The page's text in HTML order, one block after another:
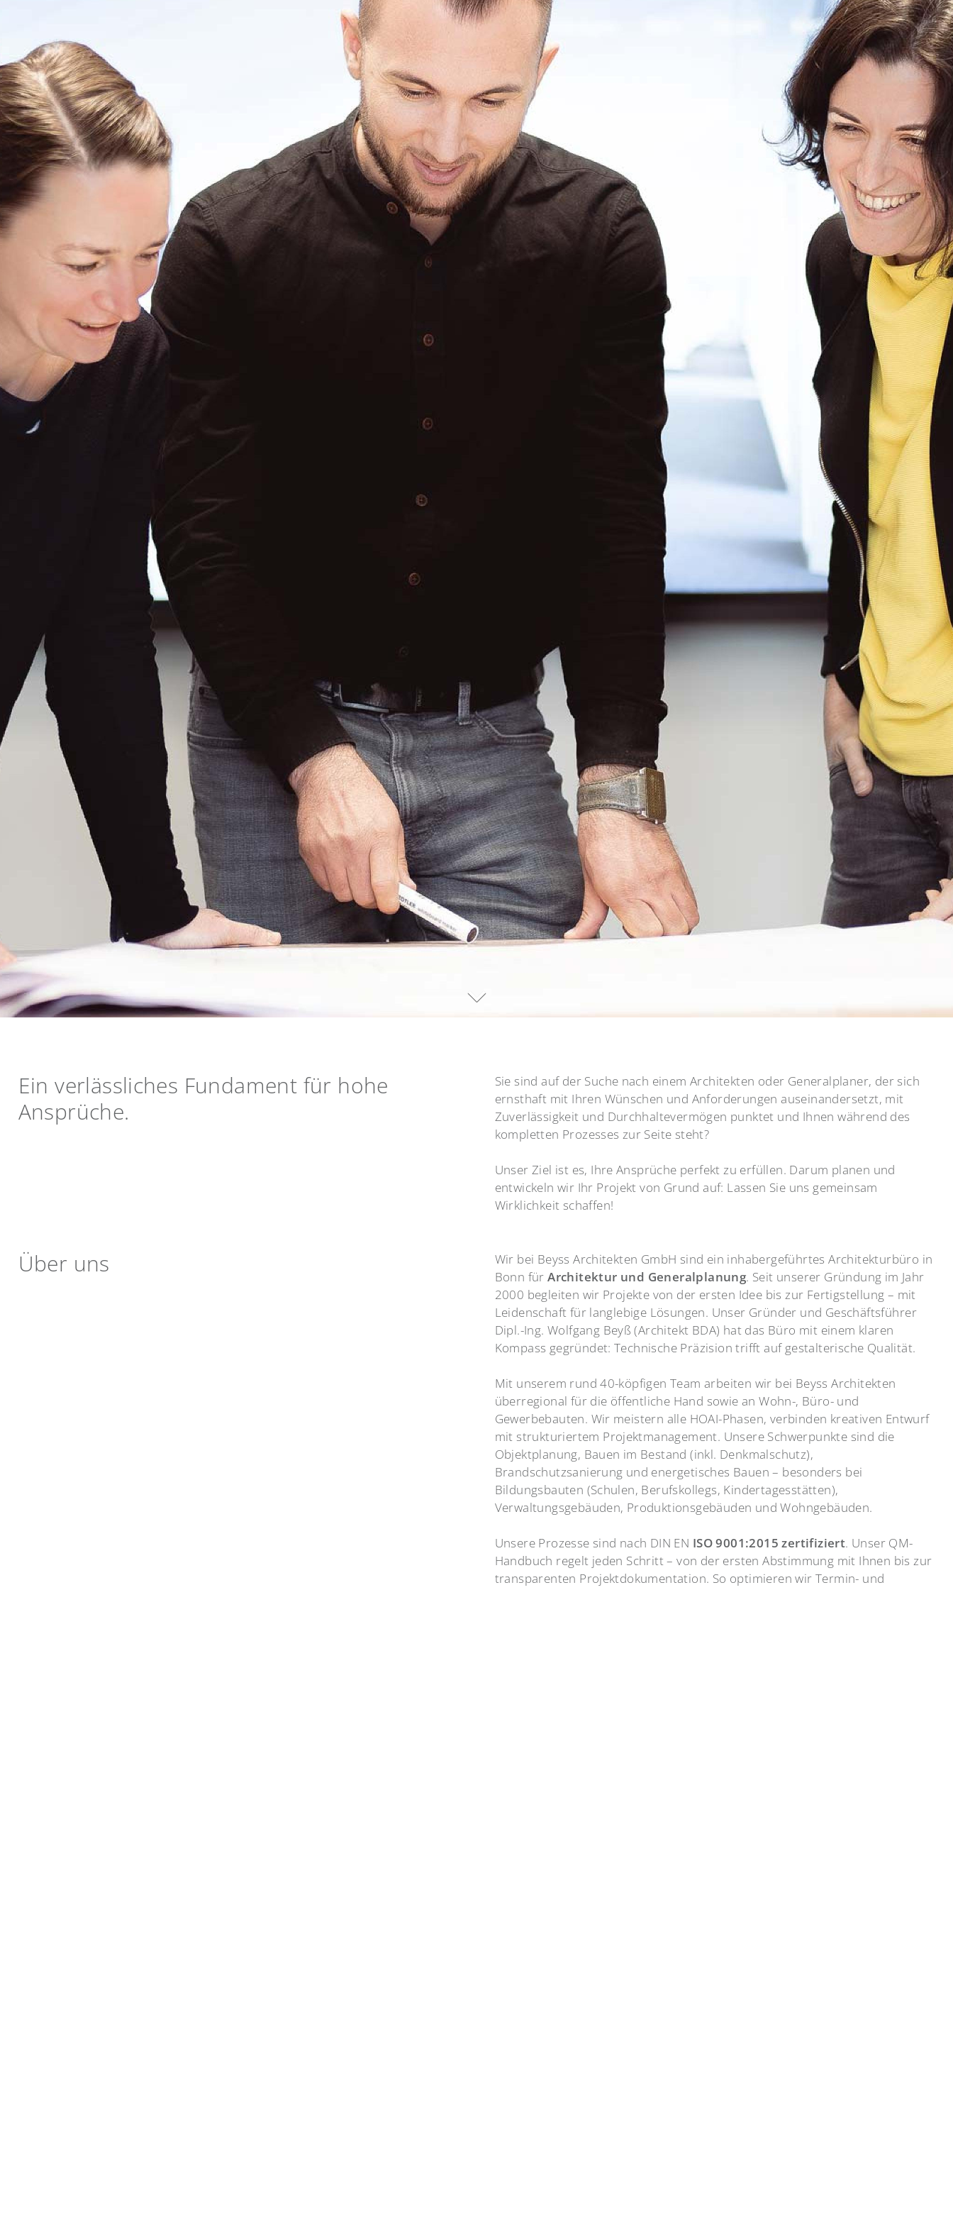
Ein verlässliches Fundament für hohe
Ansprüche.
Sie sind auf der Suche nach einem Architekten oder Generalplaner, der sich
ernsthaft mit Ihren Wünschen und Anforderungen auseinandersetzt, mit
Zuverlässigkeit und Durchhaltevermögen punktet und Ihnen während des
kompletten Prozesses zur Seite steht?
Unser Ziel ist es, Ihre Ansprüche perfekt zu erfüllen. Darum planen und
entwickeln wir Ihr Projekt von Grund auf: Lassen Sie uns gemeinsam
Wirklichkeit schaffen!
Über uns
Wir bei Beyss Architekten GmbH sind ein inhabergeführtes Architekturbüro in
Bonn fürArchitektur und Generalplanung. Seit unserer Gründung im Jahr
2000 begleiten wir Projekte von der ersten Idee bis zur Fertigstellung – mit
Leidenschaft für langlebige Lösungen. Unser Gründer und Geschäftsführer
Dipl.-Ing. Wolfgang Beyß (Architekt BDA) hat das Büro mit einem klaren
Kompass gegründet: Technische Präzision trifft auf gestalterische Qualität.
Mit unserem rund 40-köpfigen Team arbeiten wir bei Beyss Architekten
überregional für die öffentliche Hand sowie an Wohn-, Büro- und
Gewerbebauten. Wir meistern alle HOAI-Phasen, verbinden kreativen Entwurf
mit strukturiertem Projektmanagement. Unsere Schwerpunkte sind die
Objektplanung, Bauen im Bestand (inkl. Denkmalschutz),
Brandschutzsanierung und energetisches Bauen – besonders bei
Bildungsbauten (Schulen, Berufskollegs, Kindertagesstätten),
Verwaltungsgebäuden, Produktionsgebäuden und Wohngebäuden.
Unsere Prozesse sind nach DIN EN ISO 9001:2015 zertifiziert. Unser QM-
Handbuch regelt jeden Schritt – von der ersten Abstimmung mit Ihnen bis zur
transparenten Projektdokumentation. So optimieren wir Termin- und